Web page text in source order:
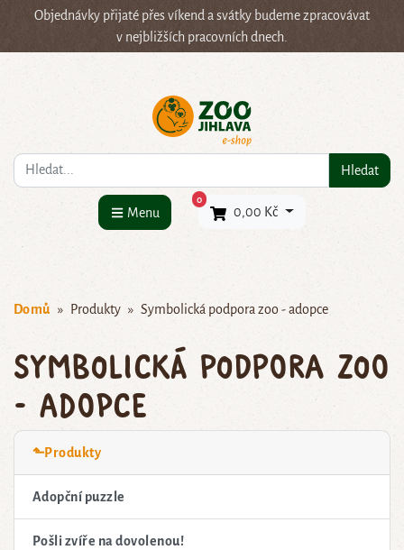
Objednávky přijaté přes víkend a svátky budeme zpracovávat
v nejbližších pracovních dnech.
Co hledáte? Hledat
Menu
0×
0,00 Kč
Domů Produkty Symbolická podpora zoo - adopce
Symbolická podpora zoo
- adopce
⬑Produkty
Adopční puzzle
Pošli zvíře na dovolenou!